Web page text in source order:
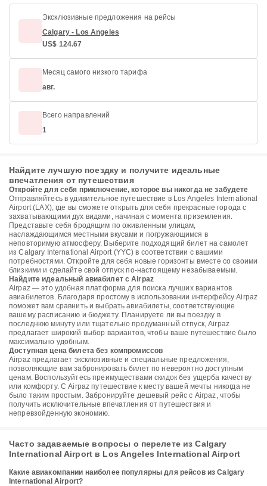
Эксклюзивные предложения на рейсы
Calgary - Los Angeles
US$ 124.67
Месяц самого низкого тарифа
авг.
Всего направлений
1
Найдите лучшую поездку и получите идеальные
впечатления от путешествия
Откройте для себя приключение, которое вы никогда не забудете
Отправляйтесь в удивительное путешествие в Los Angeles International
Airport (LAX), где вы сможете открыть для себя прекрасные города с
захватывающими дух видами, начиная с момента приземления.
Представьте себя бродящим по оживленным улицам,
наслаждающимся местными вкусами и погружающимся в
неповторимую атмосферу. Выберите подходящий билет на самолет
из Calgary International Airport (YYC) в соответствии с вашими
потребностями. Откройте для себя новые горизонты вместе со своими
близкими и сделайте свой отпуск по-настоящему незабываемым.
Найдите идеальный авиабилет с Airpaz
Airpaz — это удобная платформа для поиска лучших вариантов
авиабилетов. Благодаря простому в использовании интерфейсу Airpaz
поможет вам сравнить и выбрать авиабилеты, соответствующие
вашему расписанию и бюджету. Планируете ли вы поездку в
последнюю минуту или тщательно продуманный отпуск, Airpaz
предлагает широкий выбор вариантов, чтобы ваше путешествие было
максимально удобным.
Доступная цена билета без компромиссов
Airpaz предлагает эксклюзивные и специальные предложения,
позволяющие вам забронировать билет по невероятно доступным
ценам. Воспользуйтесь преимуществами скидок без ущерба качеству
или комфорту. С Airpaz путешествие к месту вашей мечты никогда не
было таким простым. Забронируйте дешевый рейс с Airpaz, чтобы
получить исключительные впечатления от путешествия и
непревзойденную экономию.
Часто задаваемые вопросы о перелете из Calgary
International Airport в Los Angeles International Airport
Какие авиакомпании наиболее популярны для рейсов из Calgary
International Airport?